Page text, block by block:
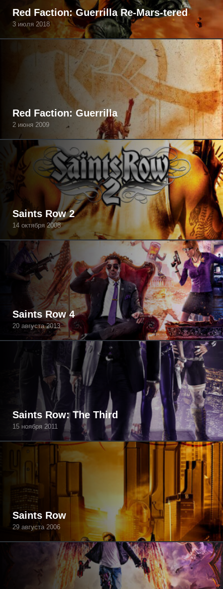
Red Faction: Guerrilla Re-Mars-tered
3 июля 2018
Red Faction: Guerrilla
2 июня 2009
Saints Row 2
14 октября 2008
Saints Row 4
20 августа 2013
Saints Row: The Third
15 ноября 2011
Saints Row
29 августа 2006